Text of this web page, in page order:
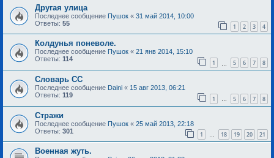
Другая улица
Последнее сообщение Пушок « 31 май 2014, 10:00
Ответы: 55 1 2 3 4
Колдунья поневоле.
Последнее сообщение Пушок « 21 янв 2014, 15:10
Ответы: 114 1 5 6 7 8
Словарь СС
Последнее сообщение Daini « 15 авг 2013, 06:21
Ответы: 119 1 … 5 6 7 8
Стражи
Последнее сообщение Пушок « 25 май 2013, 22:18
Ответы: 301 1 18 19 20 21
Военная жуть.